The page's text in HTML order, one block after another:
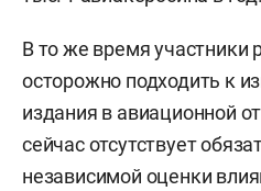
В то же время
осторожно подходить к
издания в авиационной
сейчас отсутствует
независимой оценки